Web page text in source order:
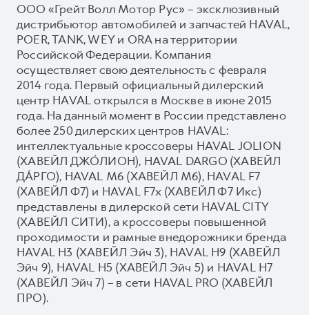
ООО «Грейт Волл Мотор Рус» – эксклюзивный
дистрибьютор автомобилей и запчастей HAVAL,
POER, TANK, WEY и ORA на территории
Российской Федерации. Компания
осуществляет свою деятельность с февраля
2014 года. Первый официальный дилерский
центр HAVAL открылся в Москве в июне 2015
года. На данный момент в России представлено
более 250 дилерских центров HAVAL:
интеллектуальные кроссоверы HAVAL JOLION
(ХАВЕЙЛ ДЖО́ЛИОН), HAVAL DARGO (ХАВЕЙЛ
ДА́РГО), HAVAL М6 (ХАВЕЙЛ M6), HAVAL F7
(ХАВЕЙЛ Ф7) и HAVAL F7x (ХАВЕЙЛ Ф7 Икс)
представлены в дилерской сети HAVAL CITY
(ХАВЕЙЛ СИТИ), а кроссоверы повышенной
проходимости и рамные внедорожники бренда
HAVAL H3 (ХАВЕЙЛ Эйч 3), HAVAL H9 (ХАВЕЙЛ
Эйч 9), HAVAL H5 (ХАВЕЙЛ Эйч 5) и HAVAL H7
(ХАВЕЙЛ Эйч 7) – в сети HAVAL PRO (ХАВЕЙЛ
ПРО).